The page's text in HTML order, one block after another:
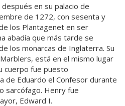
en su palacio de
de 1272, con sesenta y
los Plantagenet en ser
abadía que más tarde se
los monarcas de Inglaterra. Su
está en el mismo lugar
cuerpo fue puesto
de Eduardo el Confesor durante
sarcófago. Henry fue
Edward I.